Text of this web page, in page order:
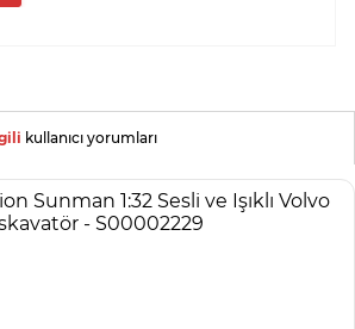
kullanıcı yorumları